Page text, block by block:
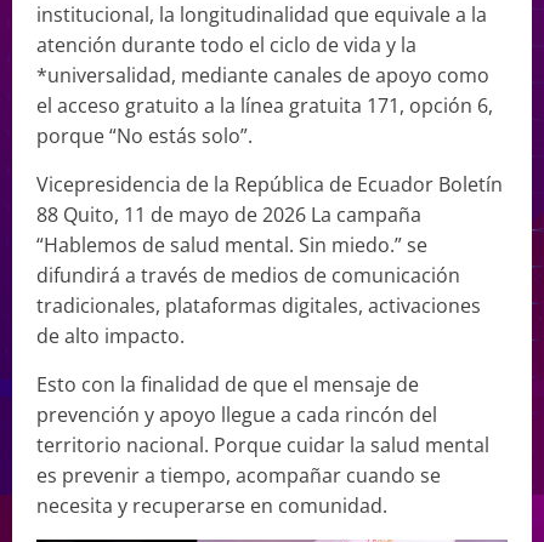
institucional, la longitudinalidad que equivale a la
atención durante todo el ciclo de vida y la
*universalidad, mediante canales de apoyo como
el acceso gratuito a la línea gratuita 171, opción 6,
porque “No estás solo”.
Vicepresidencia de la República de Ecuador Boletín
88 Quito, 11 de mayo de 2026 La campaña
“Hablemos de salud mental. Sin miedo.” se
difundirá a través de medios de comunicación
tradicionales, plataformas digitales, activaciones
de alto impacto.
Esto con la finalidad de que el mensaje de
prevención y apoyo llegue a cada rincón del
territorio nacional. Porque cuidar la salud mental
es prevenir a tiempo, acompañar cuando se
necesita y recuperarse en comunidad.